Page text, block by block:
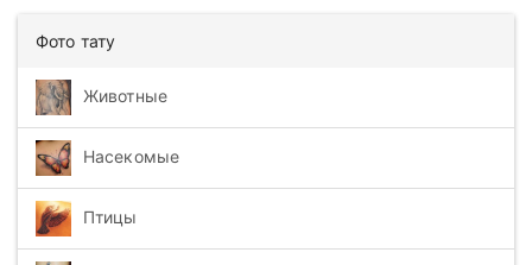
Фото тату
Животные
Насекомые
Птицы